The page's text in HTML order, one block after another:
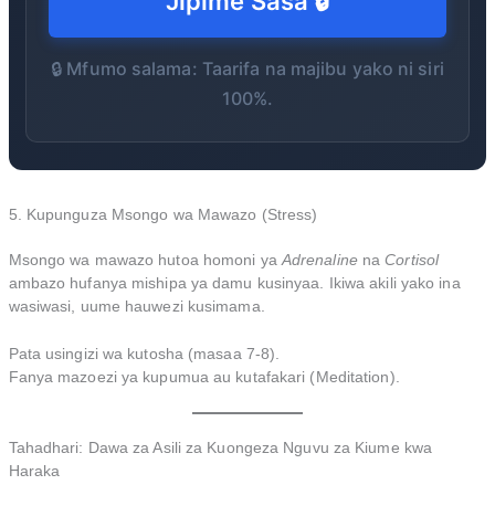
🔒 Mfumo salama: Taarifa na majibu yako ni siri
100%.
5. Kupunguza Msongo wa Mawazo (Stress)
Msongo wa mawazo hutoa homoni ya Adrenalinena Cortisol
ambazo hufanya mishipa ya damu kusinyaa. Ikiwa akili yako ina
wasiwasi, uume hauwezi kusimama.
Pata usingizi wa kutosha (masaa 7-8).
Fanya mazoezi ya kupumua au kutafakari (Meditation).
Tahadhari: Dawa za Asili za Kuongeza Nguvu za Kiume kwa
Haraka